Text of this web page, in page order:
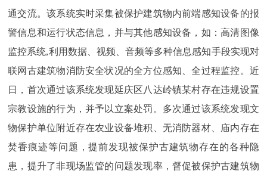
通交流。该系统实时采集被保护建筑物内前端感知设备的报
警信息和运行状态信息，并与其他感知设备，如：高清图像
监控系统,利用数据、视频、音频等多种信息感知手段实现对
联网古建筑物消防安全状况的全方位感知、全过程监控。近
日，首次通过该系统发现延庆区八达岭镇某村存在违规设置
宗教设施的行为，并予以立案处罚。多次通过该系统发现文
物保护单位附近存在农业设备堆积、无消防器材、庙内存在
焚香痕迹等问题，提前发现被保护古建筑物存在的各种隐
患，提升了非现场监管的问题发现率，督促被保护古建筑物